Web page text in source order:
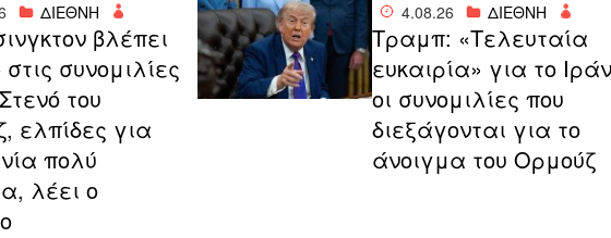
ΔΙΕΘΝΗ
βλέπει
συνομιλίες
του
ελπίδες για
πολύ
λέει ο
4.08.26 ΔΙΕΘΝΗ
Τραμπ: «Τελευταία
ευκαιρία» για το Ιράν
οι συνομιλίες που
διεξάγονται για το
άνοιγμα του Ορμούζ